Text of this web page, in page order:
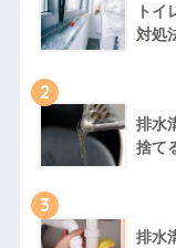
トイ
対処
2
排水
捨て
3
排水